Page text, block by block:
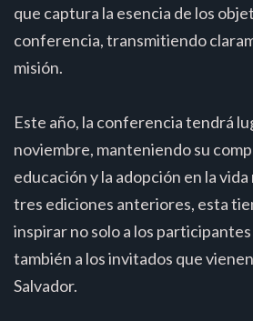
que captura la esencia de los
conferencia, transmitiendo
misión.
Este año, la conferencia tendrá
noviembre, manteniendo su
educación y la adopción en la vida
tres ediciones anteriores, esta
inspirar no solo a los
también a los invitados que
Salvador.